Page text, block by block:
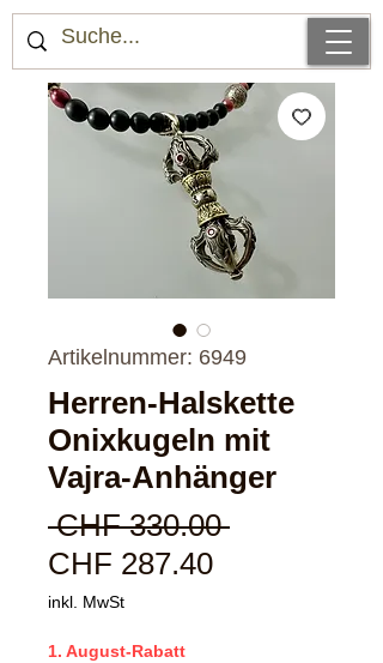
Artikelnummer: 6949
Herren-Halskette
Onixkugeln mit
Vajra-Anhänger
CHF 330.00
CHF 287.40Sale-
inkl. MwSt
1. August-Rabatt